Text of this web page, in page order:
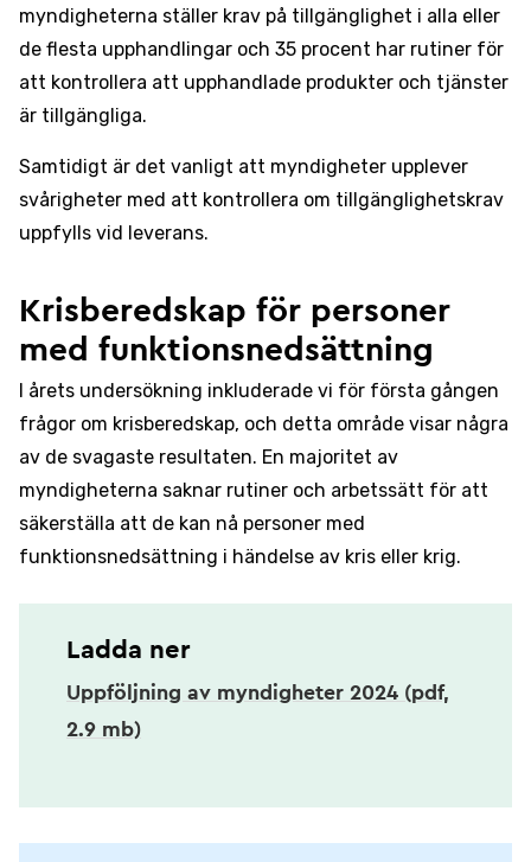
myndigheterna ställer krav på tillgänglighet i alla eller
de flesta upphandlingar och 35 procent har rutiner för
att kontrollera att upphandlade produkter och tjänster
är tillgängliga.
Samtidigt är det vanligt att myndigheter upplever
svårigheter med att kontrollera om tillgänglighetskrav
uppfylls vid leverans.
Krisberedskap för personer
med funktionsnedsättning
I årets undersökning inkluderade vi för första gången
frågor om krisberedskap, och detta område visar några
av de svagaste resultaten. En majoritet av
myndigheterna saknar rutiner och arbetssätt för att
säkerställa att de kan nå personer med
funktionsnedsättning i händelse av kris eller krig.
Ladda ner
Uppföljning av myndigheter 2024 (pdf,
2.9 mb)